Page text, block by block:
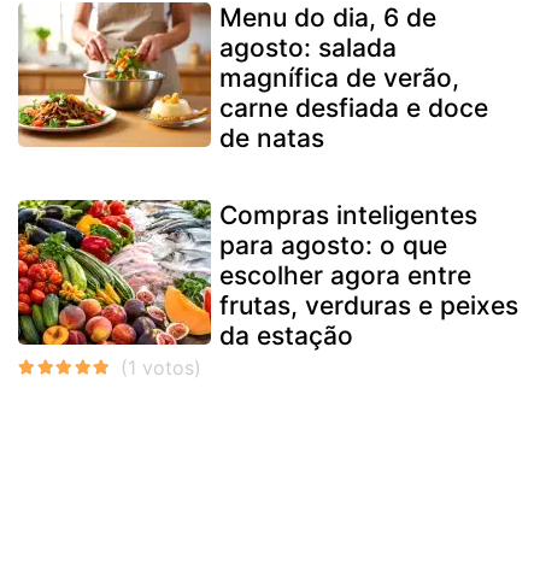
Menu do dia, 6 de
agosto: salada
magnífica de verão,
carne desfiada e doce
de natas
Compras inteligentes
para agosto: o que
escolher agora entre
frutas, verduras e peixes
da estação